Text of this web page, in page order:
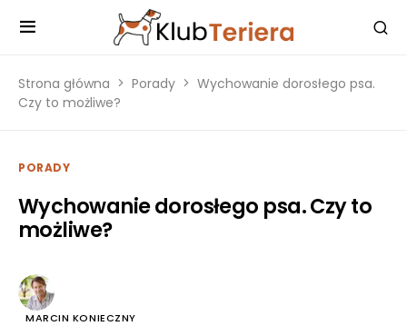
Strona główna Porady
Wychowanie dorosłego psa.
Czy to możliwe?
PORADY
Wychowanie dorosłego psa. Czy to
możliwe?
MARCIN KONIECZNY